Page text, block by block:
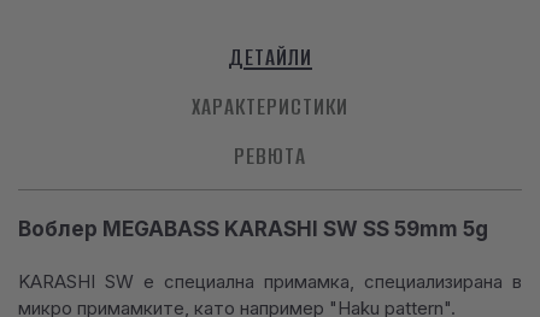
ДЕТАЙЛИ
ХАРАКТЕРИСТИКИ
РЕВЮТА
Воблер MEGABASS KARASHI SW SS 59mm 5g
KARASHI SW е специална примамка, специализирана в
микро примамките, като например "Haku pattern".